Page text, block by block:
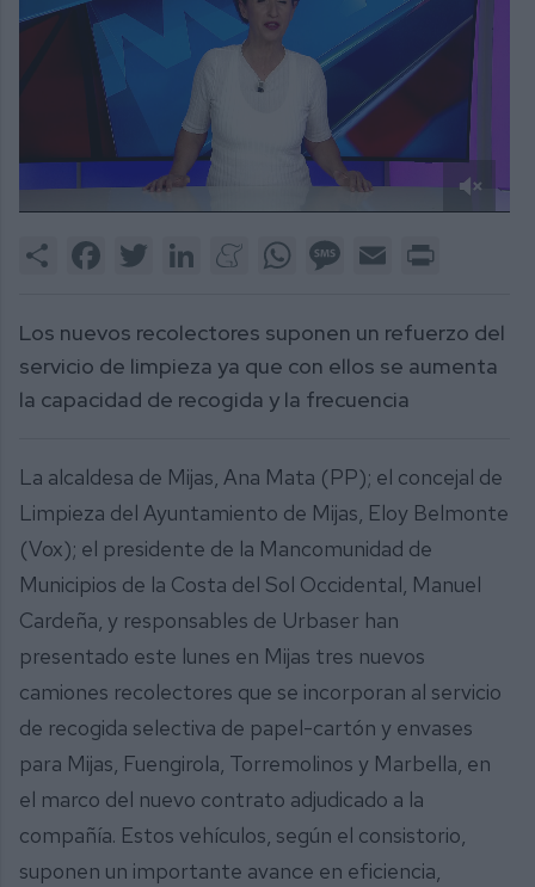
2
Share FacebookTwitter LinkedInMeneameWhatsAppMessage
Email
Los nuevos recolectores suponen un refuerzo del
servicio de limpieza ya que con ellos se aumenta
la capacidad de recogida y la frecuencia
La alcaldesa de Mijas, Ana Mata (PP); el concejal de
Limpieza del Ayuntamiento de Mijas, Eloy Belmonte
(Vox); el presidente de la Mancomunidad de
Municipios de la Costa del Sol Occidental, Manuel
Cardeña, y responsables de Urbaser han
presentado este lunes en Mijas tres nuevos
camiones recolectores que se incorporan al servicio
de recogida selectiva de papel-cartón y envases
para Mijas, Fuengirola, Torremolinos y Marbella, en
el marco del nuevo contrato adjudicado a la
compañía. Estos vehículos, según el consistorio,
suponen un importante avance en eficiencia,